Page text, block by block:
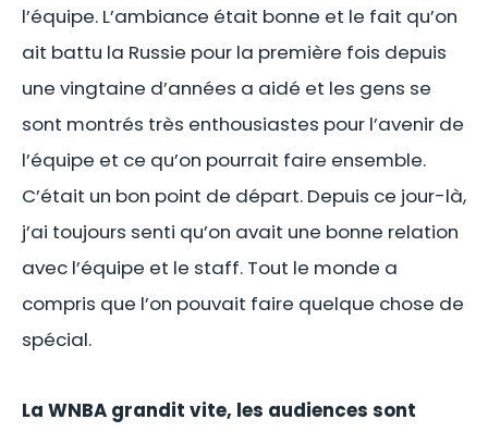
l’équipe. L’ambiance était bonne et le fait qu’on
ait battu la Russie pour la première fois depuis
une vingtaine d’années a aidé et les gens se
sont montrés très enthousiastes pour l’avenir de
l’équipe et ce qu’on pourrait faire ensemble.
C’était un bon point de départ. Depuis ce jour-là,
j’ai toujours senti qu’on avait une bonne relation
avec l’équipe et le staff. Tout le monde a
compris que l’on pouvait faire quelque chose de
spécial.
La WNBA grandit vite, les audiences sont